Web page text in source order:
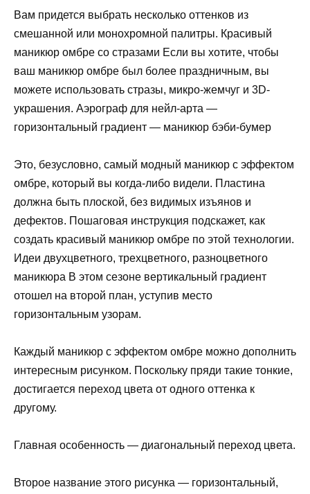
Вам придется выбрать несколько оттенков из
смешанной или монохромной палитры. Красивый
маникюр омбре со стразами Если вы хотите, чтобы
ваш маникюр омбре был более праздничным, вы
можете использовать стразы, микро-жемчуг и 3D-
украшения. Аэрограф для нейл-арта —
горизонтальный градиент — маникюр бэби-бумер
Это, безусловно, самый модный маникюр с эффектом
омбре, который вы когда-либо видели. Пластина
должна быть плоской, без видимых изъянов и
дефектов. Пошаговая инструкция подскажет, как
создать красивый маникюр омбре по этой технологии.
Идеи двухцветного, трехцветного, разноцветного
маникюра В этом сезоне вертикальный градиент
отошел на второй план, уступив место
горизонтальным узорам.
Каждый маникюр с эффектом омбре можно дополнить
интересным рисунком. Поскольку пряди такие тонкие,
достигается переход цвета от одного оттенка к
другому.
Главная особенность — диагональный переход цвета.
Второе название этого рисунка — горизонтальный,